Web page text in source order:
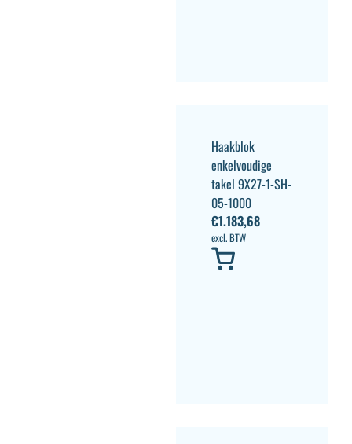
Haakblok
enkelvoudige
takel 9X27-1-SH-
05-1000
€1.183,68
excl. BTW